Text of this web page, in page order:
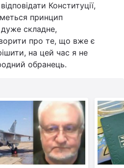
Конституції,
принцип
дуже складне,
про те, що вже є
на цей час я не
обранець.